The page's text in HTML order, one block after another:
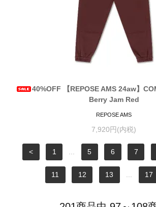
40%OFF 【REPOSE AMS 24aw】
Berry Jam Red
REPOSE AMS
7,920円(内税)
< 1 5 6 7
11 12 13 17